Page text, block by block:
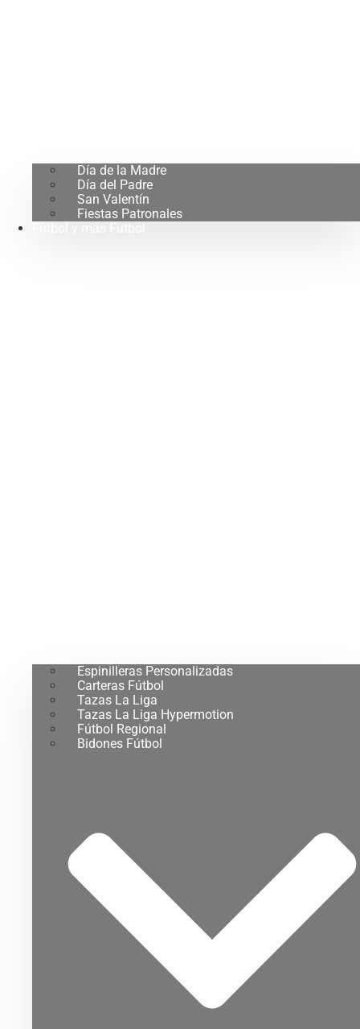
Día de la Madre
Día del Padre
San Valentín
Fiestas Patronales
Espinilleras Personalizadas
Carteras Fútbol
Tazas La Liga
Tazas La Liga Hypermotion
Fútbol Regional
Bidones Fútbol